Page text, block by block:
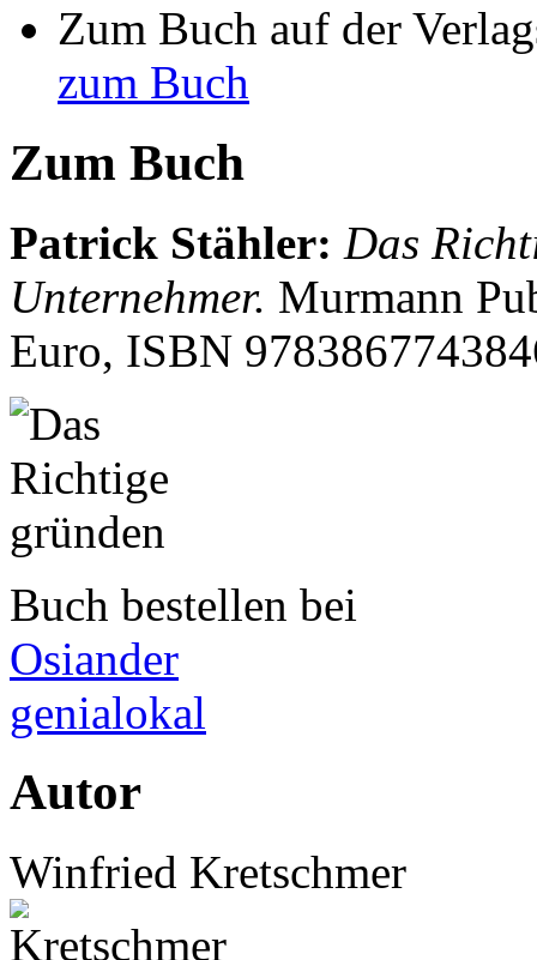
Zum Buch auf der
zum Buch
Zum Buch
Patrick Stähler: Das
Unternehmer. Murmann
Euro, ISBN
Buch bestellen bei
Osiander
genialokal
Autor
Winfried Kretschmer